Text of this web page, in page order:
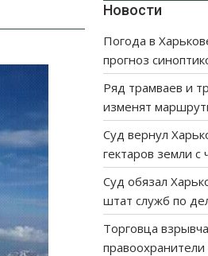
Новости
Погода в
прогноз
Ряд трамваев и
изменят
Суд вернул
гектаров земли
Суд обязал
штат служб по
Торговца